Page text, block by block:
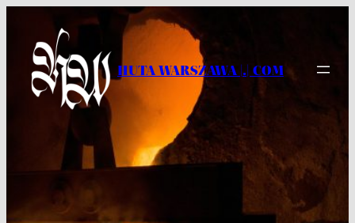
treści
HUTA WARSZAWA |.| COM